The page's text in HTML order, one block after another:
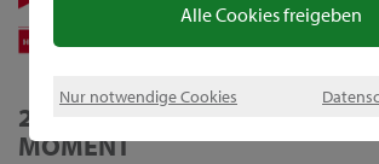
Alle Cookies freigeben
Nur notwendige Cookies
2018 – EN LIGNE ET
MOMENT